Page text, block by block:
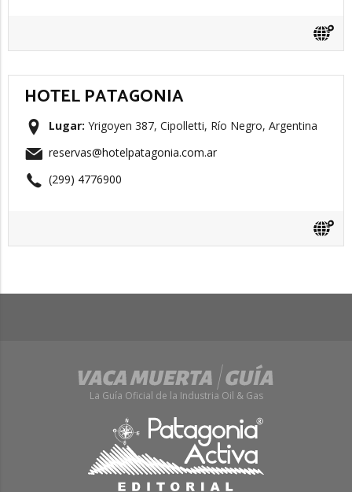
HOTEL PATAGONIA
Lugar: Yrigoyen 387, Cipolletti, Río Negro, Argentina
reservas@hotelpatagonia.com.ar
(299) 4776900
La Guía Oficial de la Industria Oil & Gas